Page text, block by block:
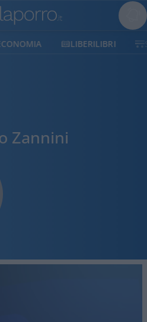
LIBERILIBRI
Zannini